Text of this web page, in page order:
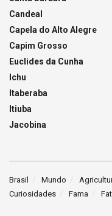
Candeal
Capela do Alto Alegre
Capim Grosso
Euclides da Cunha
Ichu
Itaberaba
Itiuba
Jacobina
Brasil Mundo
Curiosidades
Fama